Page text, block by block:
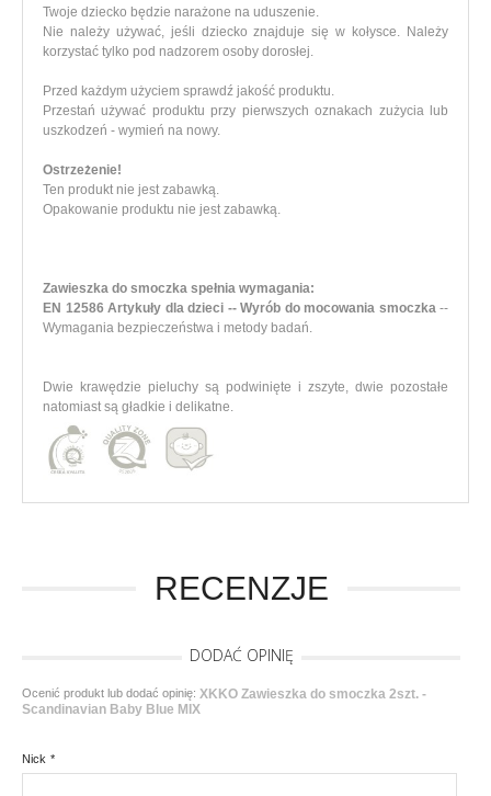
Twoje dziecko będzie narażone na uduszenie.
Nie należy używać, jeśli dziecko znajduje się w kołysce. Należy
korzystać tylko pod nadzorem osoby dorosłej.
Przed każdym użyciem sprawdź jakość produktu.
Przestań używać produktu przy pierwszych oznakach zużycia lub
uszkodzeń - wymień na nowy.
Ostrzeżenie!
Ten produkt nie jest zabawką.
Opakowanie produktu nie jest zabawką.
Zawieszka do smoczka spełnia wymagania:
EN 12586 Artykuły dla dzieci -- Wyrób do mocowania smoczka--
Wymagania bezpieczeństwa i metody badań.
Dwie krawędzie pieluchy są podwinięte i zszyte, dwie pozostałe
natomiast są gładkie i delikatne.
RECENZJE
DODAĆ OPINIĘ
Ocenić produkt lub dodać opinię: XKKO Zawieszka do smoczka 2szt. -
Scandinavian Baby Blue MIX
*
Nick